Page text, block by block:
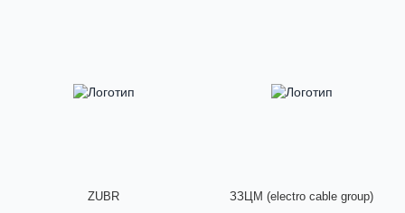
ZUBR ЗЗЦМ (electro cable group)